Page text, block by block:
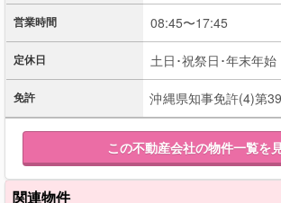
営業時間 08:45〜17:45
定休日 土日･祝祭日･年末年始
免許 沖縄県知事免許(4)第
この不動産会社の物件一覧を
関連物件